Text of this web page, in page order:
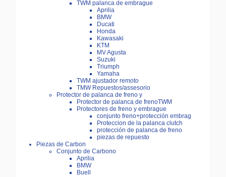
TWM palanca de embrague
Aprilia
BMW
Ducati
Honda
Kawasaki
KTM
MV Agusta
Suzuki
Triumph
Yamaha
TWM ajustador remoto
TMW Repuestos/assesorio
Protector de palanca de freno y
Protector de palanca de frenoTWM
Protectores de freno y embrague
conjunto freno+protección embrag
Proteccion de la palanca clutch
protección de palanca de freno
piezas de repuesto
Piezas de Carbon
Conjunto de Carbono
Aprilia
BMW
Buell